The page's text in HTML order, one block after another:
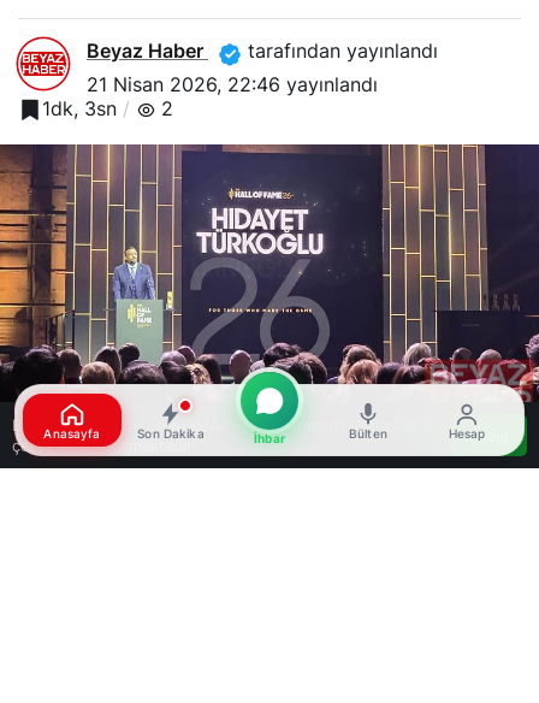
Beyaz Haber
tarafından yayınlandı
21 Nisan 2026, 22:46 yayınlandı
1dk, 3sn
2
Bu web sitesinde en iyi deneyimi yaşamanızı sağlamak için
çerezler kullanılmaktadır.
Kabul
Anasayfa Son Dakika İhbar Bülten Hesap